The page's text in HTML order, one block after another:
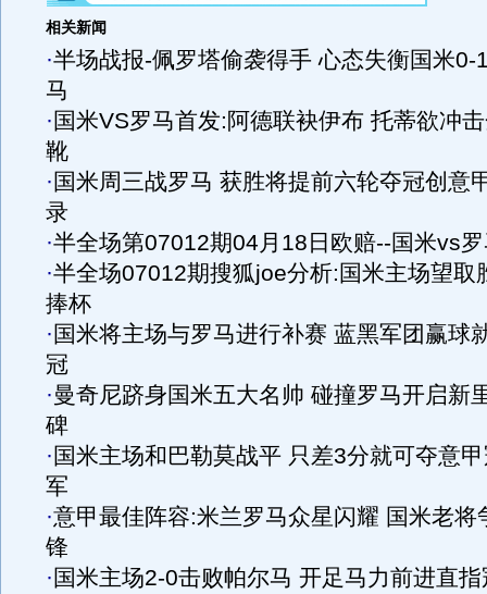
相关新闻
·半场战报-佩罗塔偷袭得手 心态失衡国米0-
马
· 国米VS罗马首发:阿德联袂伊布 托蒂欲冲
靴
· 国米周三战罗马 获胜将提前六轮夺冠创意
录
·半全场第07012期04月18日欧赔--国米vs
·半全场07012期搜狐joe分析:国米主场望取
捧杯
· 国米将主场与罗马进行补赛 蓝黑军团赢球
冠
·曼奇尼跻身国米五大名帅 碰撞罗马开启新
碑
· 国米主场和巴勒莫战平 只差3分就可夺意
军
·意甲最佳阵容:米兰罗马众星闪耀 国米老将
锋
· 国米主场2-0击败帕尔马 开足马力前进直指